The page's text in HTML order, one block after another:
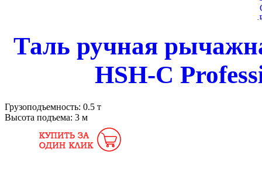
Таль ручная
HSH-C
Грузоподъемность: 0.5 т
Высота подъема: 3 м